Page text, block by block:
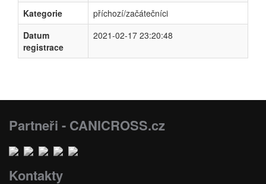
Kategorie
příchozí/začátečníci
Datum
registrace
2021-02-17 23:20:48
Partneři - CANICROSS.cz
Kontakty